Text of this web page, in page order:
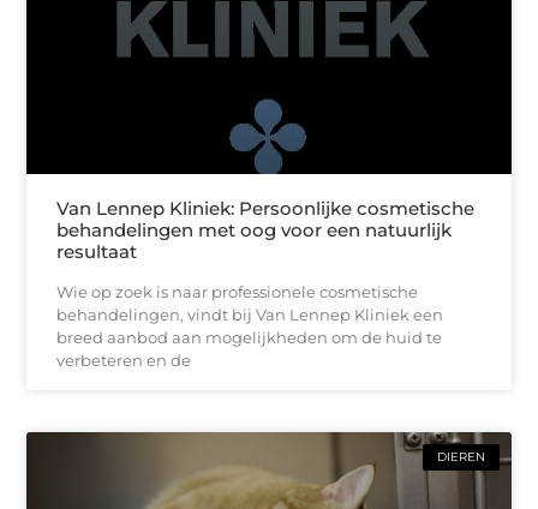
Van Lennep Kliniek: Persoonlijke cosmetische
behandelingen met oog voor een natuurlijk
resultaat
Wie op zoek is naar professionele cosmetische
behandelingen, vindt bij Van Lennep Kliniek een
breed aanbod aan mogelijkheden om de huid te
verbeteren en de
DIEREN